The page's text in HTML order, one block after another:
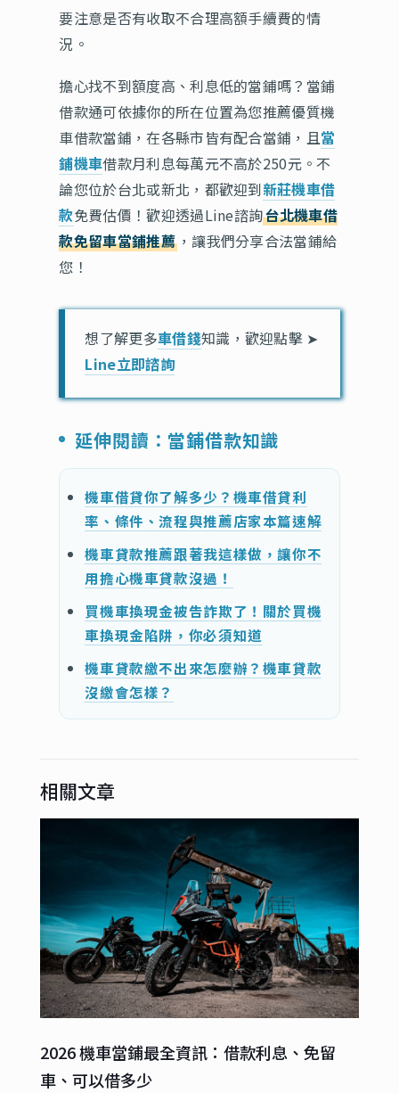
要注意是否有收取不合理高額手續費的情
況。
擔心找不到額度高、利息低的當鋪嗎？當鋪
借款通可依據你的所在位置為您推薦優質機
車借款當鋪，在各縣市皆有配合當鋪，且當
鋪機車借款月利息每萬元不高於250元。不
論您位於台北或新北，都歡迎到新莊機車借
款免費估價！歡迎透過Line諮詢台北機車借
款免留車當鋪推薦，讓我們分享合法當鋪給
您！
想了解更多車借錢知識，歡迎點擊 ➤
Line立即諮詢
延伸閱讀：當鋪借款知識
機車借貸你了解多少？機車借貸利
率、條件、流程與推薦店家本篇速解
機車貸款推薦跟著我這樣做，讓你不
用擔心機車貸款沒過！
買機車換現金被告詐欺了！關於買機
車換現金陷阱，你必須知道
機車貸款繳不出來怎麼辦？機車貸款
沒繳會怎樣？
相關文章
2026 機車當鋪最全資訊：借款利息、免留
車、可以借多少